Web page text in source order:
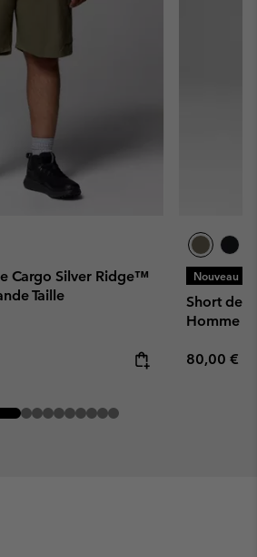
Cargo Silver Ridge™
Taille
Nouveau
Short de
Homme
Regular
80,00 €